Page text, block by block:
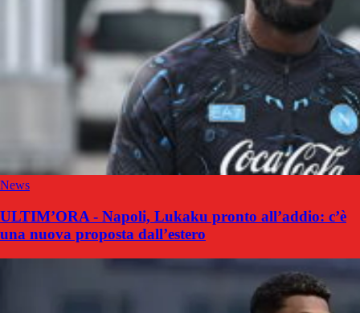
News
ULTIM’ORA - Napoli, Lukaku pronto all’addio: c’è
una nuova proposta dall’estero